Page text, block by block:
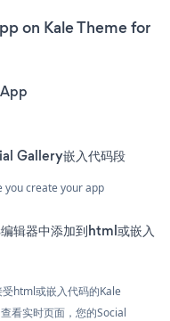
on Kale Theme for
Gallery嵌入代码段
you create your app
辑器中添加到html或嵌入
html或嵌入代码的Kale
看实时页面，您的Social